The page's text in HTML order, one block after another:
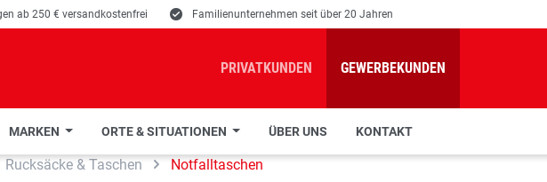
ab 250 € versandkostenfrei E Familienunternehmen seit über 20 Jahren
PRIVATKUNDEN GEWERBEKUNDEN
MARKEN ORTE & SITUATIONEN ÜBER UNS KONTAKT
Rucksäcke & Taschen Notfalltaschen